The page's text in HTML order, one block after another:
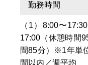
勤務時間
（1）8:00〜
17:00（休憩時間
間85分）※1年単
間以内／週平均